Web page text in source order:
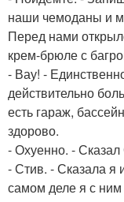
наши чемоданы и
Перед нами
крем-брюле с
- Вау! -
действительно
есть гараж,
здорово.
- Охуенно. -
- Стив. - Сказала я
самом деле я с ним